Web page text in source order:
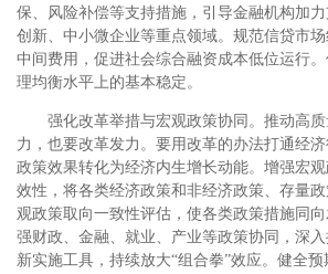
保、风险补偿等支持措施，引导金融机构加
创新、中小微企业等重点领域。规范信贷市
中间费用，促进社会综合融资成本低位运行
理均衡水平上的基本稳定。
强化改革举措与宏观政策协同。推动高
力，也要改革发力。要用改革的办法打通经
政策效果转化为经济内生增长动能。增强宏
效性，将各类经济政策和非经济政策、存量
观政策取向一致性评估，使各类政策措施同
强财政、金融、就业、产业等政策协同，深
新实施工具，持续放大“组合拳”效应。健全